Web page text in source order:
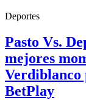
Deportes
Pasto Vs.
mejores
Verdiblanco
BetPlay